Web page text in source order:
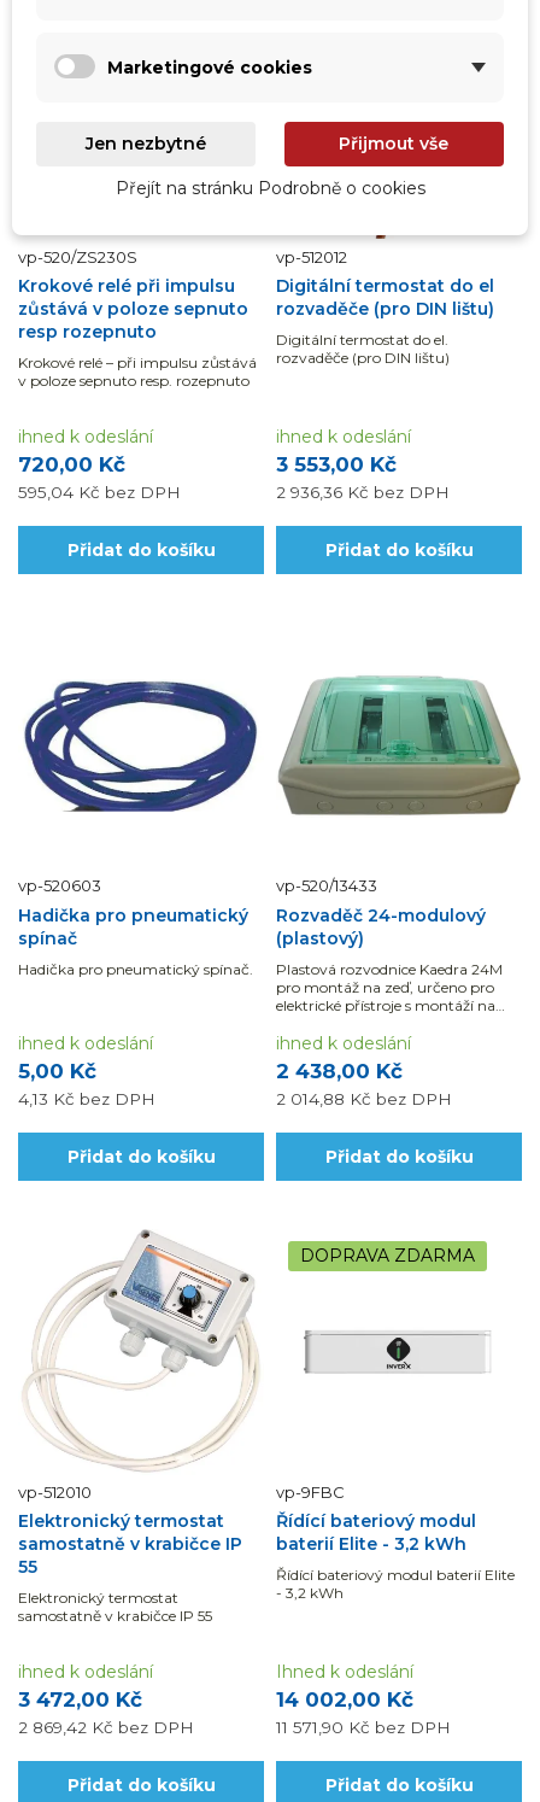
vp-520/ZS230S
Krokové relé při impulsu
zůstává v poloze sepnuto
resp rozepnuto
Krokové relé – při impulsu zůstává
v poloze sepnuto resp. rozepnuto
720,00 Kč
595,04 Kč bez DPH
ihned k odeslání
Přidat do košíku
vp-512012
Digitální termostat do el
rozvaděče (pro DIN lištu)
Digitální termostat do el.
rozvaděče (pro DIN lištu)
3 553,00 Kč
2 936,36 Kč bez DPH
ihned k odeslání
Přidat do košíku
vp-520603
Hadička pro pneumatický
spínač
Hadička pro pneumatický spínač.
5,00 Kč
4,13 Kč bez DPH
ihned k odeslání
Přidat do košíku
vp-520/13433
Rozvaděč 24-modulový
(plastový)
Plastová rozvodnice Kaedra 24M
pro montáž na zeď, určeno pro
elektrické přístroje s montáží na
2 438,00 Kč
2 014,88 Kč bez DPH
ihned k odeslání
Přidat do košíku
vp-512010
Elektronický termostat
samostatně v krabičce IP
55
Elektronický termostat
samostatně v krabičce IP 55
3 472,00 Kč
2 869,42 Kč bez DPH
ihned k odeslání
Přidat do košíku
DOPRAVA ZDARMA
vp-9FBC
Řídící bateriový modul
baterií Elite - 3,2 kWh
Řídící bateriový modul baterií Elite
- 3,2 kWh
14 002,00 Kč
11 571,90 Kč bez DPH
Ihned k odeslání
Přidat do košíku
Marketingové cookies
Jen nezbytné Přijmout vše
Přejít na stránku Podrobně o cookies